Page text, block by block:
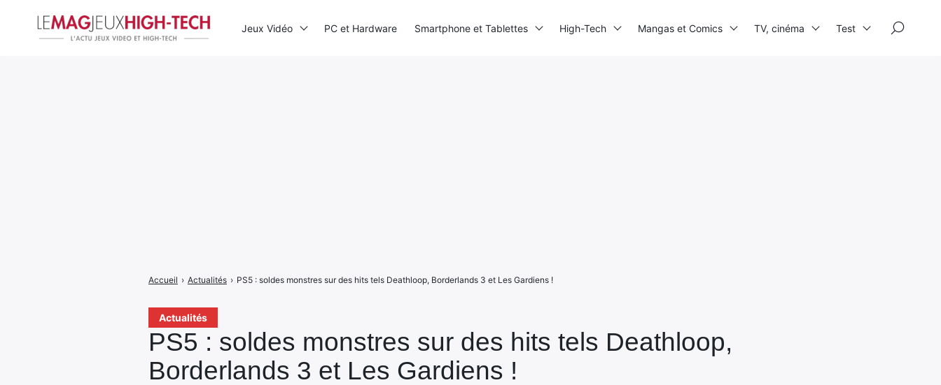
Actualités
PS5 : soldes monstres sur des hits tels Deathloop,
Borderlands 3 et Les Gardiens !
Accueil › Actualités › PS5 : soldes monstres sur des hits tels Deathloop, Borderlands 3 et Les Gardiens !
Jeux Vidéo PC et Hardware Smartphone et Tablettes High-Tech Mangas et Comics TV, cinéma Test